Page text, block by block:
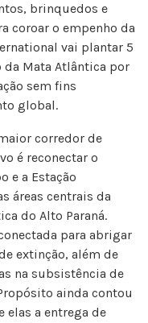
brinquedos e
coroar o empenho da
vai plantar 5
Mata Atlântica por
sem fins
global.
corredor de
é reconectar o
e a Estação
áreas centrais da
do Alto Paraná.
para abrigar
extinção, além de
na subsistência de
ainda contou
elas a entrega de